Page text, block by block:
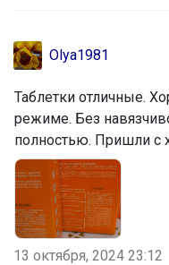
Olya1981
Таблетки отличные.
режиме. Без
полностью. Пришли с
13 октября, 2024 23:12